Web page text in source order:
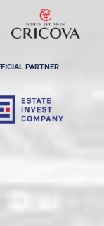
PARTNER